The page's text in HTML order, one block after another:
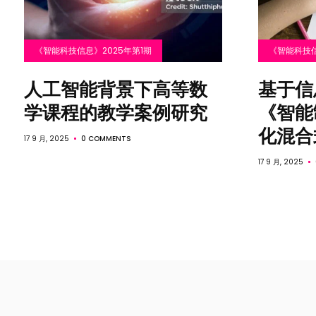
《智能科技信息》2025年第1期
人工智能背景下高等数
学课程的教学案例研究
17 9 月, 2025 0 COMMENTS
《智能科
基于
《智
化混
17 9 月, 2025